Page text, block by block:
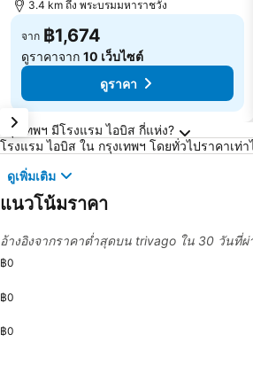
3.4 km ถึง พระบรมมหาราชวัง
จาก ฿1,674
ดูราคาจาก 10 เว็บไซต์
ดูราคา
คำถามที่พบบ่อยเกี่ยวกับ กรุงเทพฯ
กรุงเทพฯ มีโรงแรม ไอบิส กี่แห่ง?
โรงแรม ไอบิส ใน กรุงเทพฯ โดยทั่วไปราคาเท่า
ดูเพิ่มเติม
แนวโน้มราคา
อ้างอิงจากราคาต่ำสุดบน trivago ใน 30 วันที่ผ่
฿0
฿0
฿0